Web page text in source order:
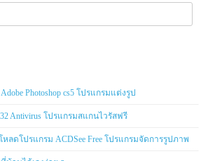
Photoshop cs5 โปรแกรมแต่งรูป
Antivirus โปรแกรมสแกนไวรัสฟรี
หลดโปรแกรม ACDSee Free โปรแกรมจัดการรูปภาพ